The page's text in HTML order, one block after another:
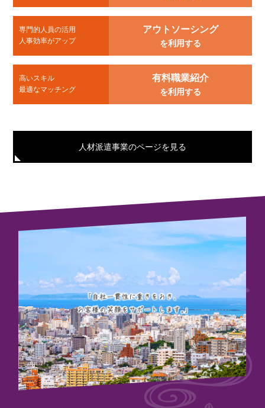
専門的人員の活用
人事効率がアップ
アウトソーシング
を利用する
高いスキル
最適なマッチング
有料職業紹介
を利用する
人材派遣事業のページを見る